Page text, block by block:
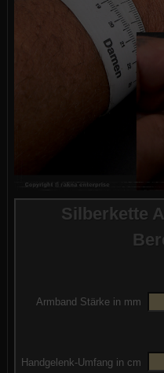
Silberkette
Armband Stärke in mm
Handgelenk-Umfang in cm